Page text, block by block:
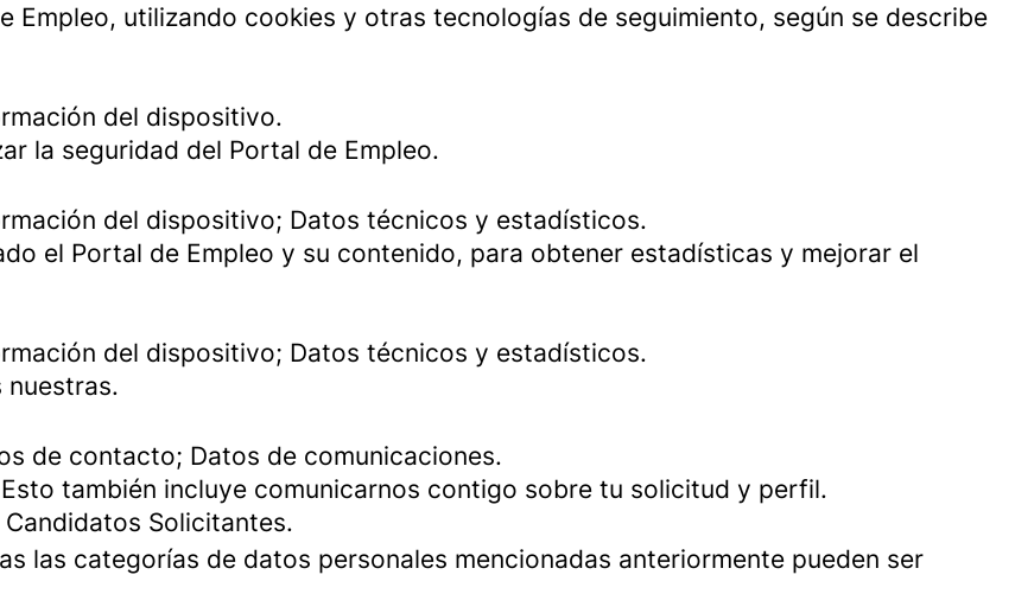
Empleo, utilizando cookies y otras tecnologías de seguimiento, según se describe
del dispositivo.
la seguridad del Portal de Empleo.
del dispositivo; Datos técnicos y estadísticos.
el Portal de Empleo y su contenido, para obtener estadísticas y mejorar el
del dispositivo; Datos técnicos y estadísticos.
de contacto; Datos de comunicaciones.
también incluye comunicarnos contigo sobre tu solicitud y perfil.
Solicitantes.
las categorías de datos personales mencionadas anteriormente pueden ser